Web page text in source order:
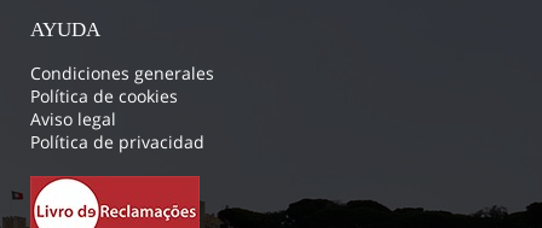
AYUDA
Condiciones generales
Política de cookies
Aviso legal
Política de privacidad